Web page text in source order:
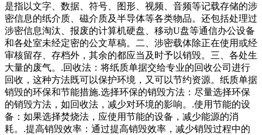
是指以文字、数据、符号、图形、视频、音频等记载存储的涉
密信息的纸介质、磁介质及半导体等各类物品。还包括处理过
涉密信息淘汰、报废的计算机硬盘、移动U盘等通信办公设备
和各处室未经定密的公文草稿。二、涉密载体除正在使用或经
审核留存、存档外，其余的都应当及时予以销毁。三、各处生
大量的废气。.回收法：将纸质单据交给专业的回收公司进行
回收，这种方法既可以保护环境，又可以节约资源。纸质单据
销毁的环保和节能措施.选择环保的销毁方法：尽量选择环保
的销毁方法，如回收法，减少对环境的影响。.使用节能的设
备：如果选择焚烧法，应使用节能的设备，减少能源的消
耗。.提高销毁效率：通过提高销毁效率，减少销毁过程中的